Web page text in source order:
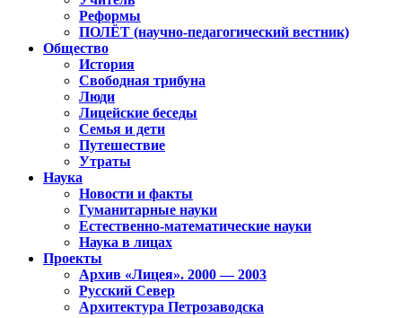
Реформы
ПОЛЁТ (научно-педагогический вестник)
Общество
История
Свободная трибуна
Люди
Лицейские беседы
Семья и дети
Путешествие
Утраты
Наука
Новости и факты
Гуманитарные науки
Естественно-математические науки
Наука в лицах
Проекты
Архив «Лицея». 2000 — 2003
Русский Север
Архитектура Петрозаводска